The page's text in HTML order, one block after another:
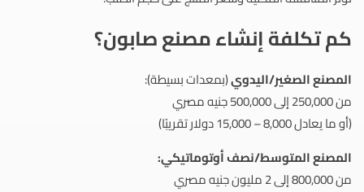
كم تكلفة إنشاء مصنع صابون؟
المصنع الصغير/اليدوي(بمعدات بسيطة):
من 250,000 إلى 500,000 جنيه مصري
(أو ما يعادل 8,000 – 15,000 دولار تقريبًا)
المصنع المتوسط/نصف أوتوماتيكي:
من 800,000 إلى 2 مليون جنيه مصري